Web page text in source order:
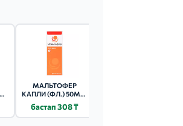
МАЛЬТОФЕР
КАПЛИ (ФЛ.) 50МГ/
бастап 308 ₸